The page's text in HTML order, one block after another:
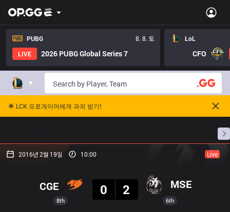
PUBG
8. 8. 토
LIVE
2026 PUBG Global Series 7
LoL
CFO
🌟 LCK 프로게이머에게 과외 받기!
프로빌
2016년 2월 19일 10:00 Live
8th
CGE
0
2 MSE
6th